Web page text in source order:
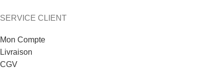
SERVICE CLIENT
Mon Compte
Livraison
CGV